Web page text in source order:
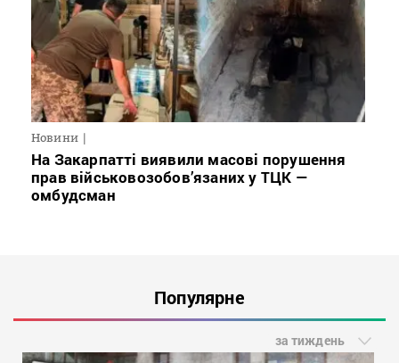
Новини
На Закарпатті виявили масові порушення
прав військовозобов’язаних у ТЦК —
омбудсман
Популярне
за тиждень